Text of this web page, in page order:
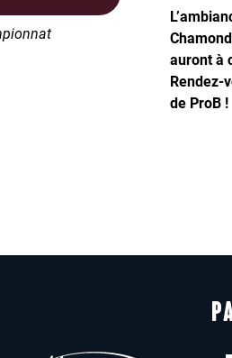
auront à
Rendez-
de ProB !